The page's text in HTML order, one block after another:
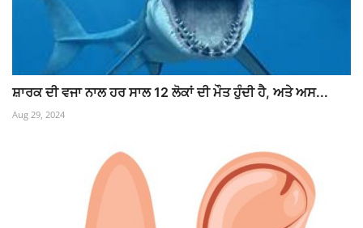
ਸ਼ਾਰਕ ਦੀ ਵਜਾ ਨਾਲ ਹਰ ਸਾਲ 12 ਲੋਕਾਂ ਦੀ ਮੌਤ ਹੁੰਦੀ ਹੈ, ਅਤੇ ਅਸ...
Aug 29, 2024